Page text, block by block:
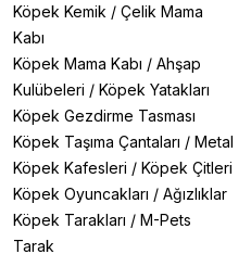
Köpek Kemik / Çelik Mama
Kabı
Köpek Mama Kabı / Ahşap
Kulübeleri / Köpek Yatakları
Köpek Gezdirme Tasması
Köpek Taşıma Çantaları / Metal
Köpek Kafesleri / Köpek Çitleri
Köpek Oyuncakları / Ağızlıklar
Köpek Tarakları / M-Pets
Tarak